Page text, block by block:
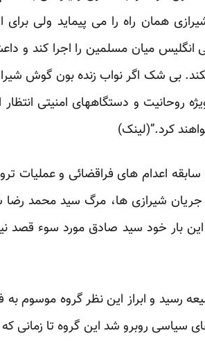
همان راه را می پیماید ولی
انگلیس میان مسلمین را اجرا کند
بی شک اگر نواب زنده بون گوش
روحانیت و دستگاههای امنیتی
کرد.”(لینک)
اعدام های فراقضائی و عملیات
شیرازی ها، مرگ سید محمد
این بار خود سید صادق مورد سوء قصد
و ابراز این نظر گروه موسوم به
سیاسی روبرو شد این گروه تا زمانی